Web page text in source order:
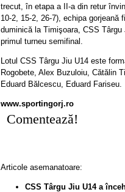
trecut, în etapa a II-a din retur
10-2, 15-2, 26-7), echipa gorjeană
duminică la Timişoara, CSS
primul turneu semifinal.
Lotul CSS Târgu Jiu U14 este
Rogobete, Alex Buzuloiu, Cătălin
Eduard Bălcescu, Eduard Fariseu.
www.sportingorj.ro
Comentează!
Articole asemanatoare:
CSS Târgu Jiu U14 a